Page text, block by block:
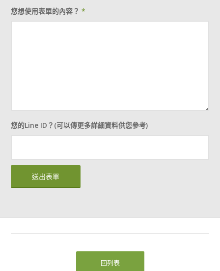
您想使用表單的內容？*
您的Line ID？(可以傳更多詳細資料供您參考)
回列表